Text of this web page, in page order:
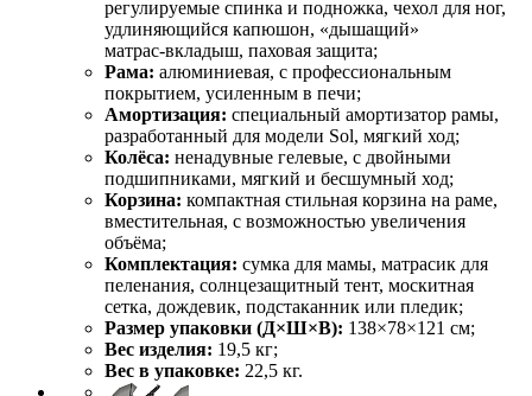
регулируемые спинка и подножка, чехол для ног,
удлиняющийся капюшон, «дышащий»
матрас‑вкладыш, паховая защита;
Рама: алюминиевая, с профессиональным
покрытием, усиленным в печи;
Амортизация: специальный амортизатор рамы,
разработанный для модели Sol, мягкий ход;
Колёса: ненадувные гелевые, с двойными
подшипниками, мягкий и бесшумный ход;
Корзина: компактная стильная корзина на раме,
вместительная, с возможностью увеличения
объёма;
Комплектация: сумка для мамы, матрасик для
пеленания, солнцезащитный тент, москитная
сетка, дождевик, подстаканник или пледик;
Размер упаковки (Д×Ш×В): 138×78×121 см;
Вес изделия: 19,5 кг;
Вес в упаковке: 22,5 кг.